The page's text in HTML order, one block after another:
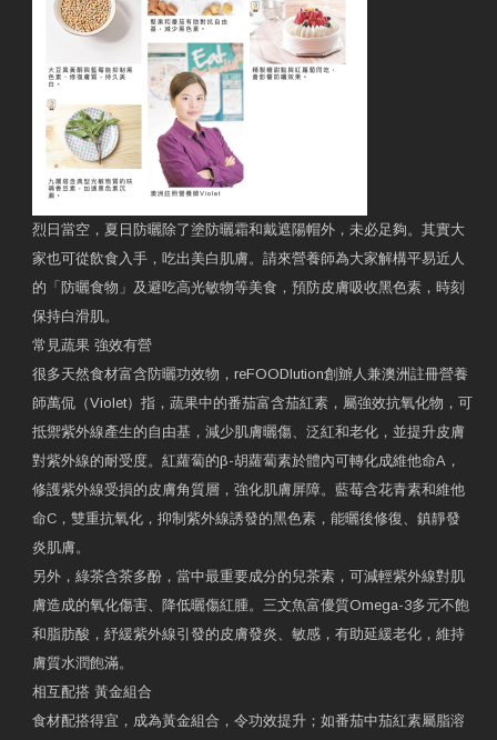
烈日當空，夏日防曬除了塗防曬霜和戴遮陽帽外，未必足夠。其實大
家也可從飲食入手，吃出美白肌膚。請來營養師為大家解構平易近人
的「防曬食物」及避吃高光敏物等美食，預防皮膚吸收黑色素，時刻
保持白滑肌。
常見蔬果 強效有營
很多天然食材富含防曬功效物，reFOODlution創辧人兼澳洲註冊營養
師萬侃（Violet）指，蔬果中的番茄富含茄紅素，屬強效抗氧化物，可
抵禦紫外線產生的自由基，減少肌膚曬傷、泛紅和老化，並提升皮膚
對紫外線的耐受度。紅蘿蔔的β-胡蘿蔔素於體內可轉化成維他命A，
修護紫外線受損的皮膚角質層，強化肌膚屏障。藍莓含花青素和維他
命C，雙重抗氧化，抑制紫外線誘發的黑色素，能曬後修復、鎮靜發
炎肌膚。
另外，綠茶含茶多酚，當中最重要成分的兒茶素，可減輕紫外線對肌
膚造成的氧化傷害、降低曬傷紅腫。三文魚富優質Omega-3多元不飽
和脂肪酸，紓緩紫外線引發的皮膚發炎、敏感，有助延緩老化，維持
膚質水潤飽滿。
相互配搭 黃金組合
食材配搭得宜，成為黃金組合，令功效提升；如番茄中茄紅素屬脂溶